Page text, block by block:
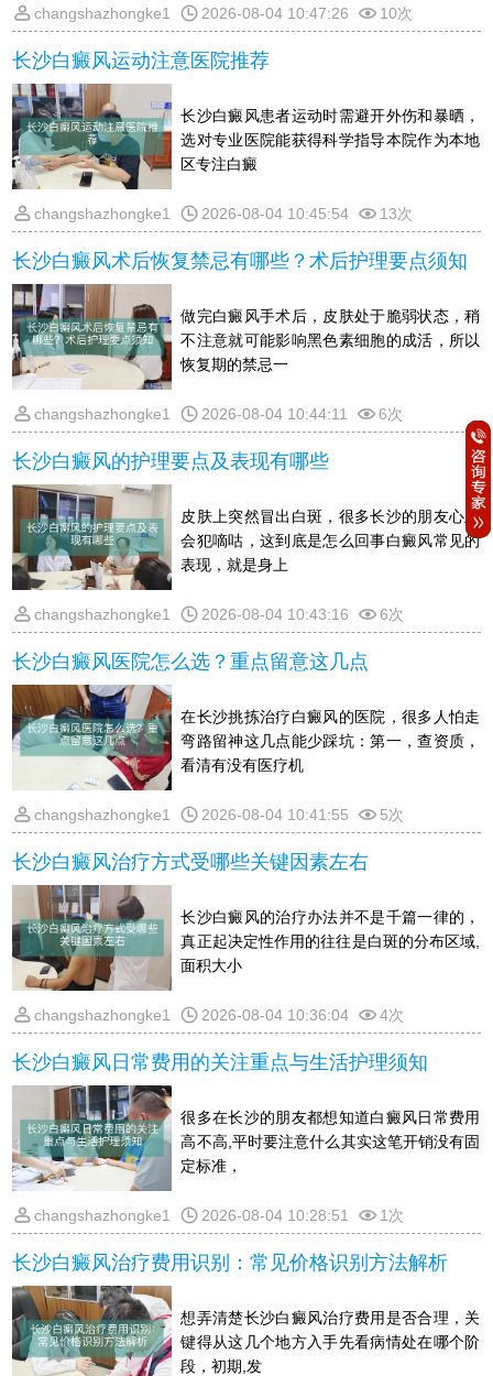
changshazhongke1 2026-08-04 10:47:26 10次
长沙白癜风运动注意医院推荐
长沙白癜风患者运动时需避开外伤和暴晒，
选对专业医院能获得科学指导本院作为本地
区专注白癜
changshazhongke1 2026-08-04 10:45:54 13次
长沙白癜风术后恢复禁忌有哪些？术后护理要点须知
做完白癜风手术后，皮肤处于脆弱状态，稍
不注意就可能影响黑色素细胞的成活，所以
恢复期的禁忌一
changshazhongke1 2026-08-04 10:44:11 6次
长沙白癜风的护理要点及表现有哪些
皮肤上突然冒出白斑，很多长沙的朋友心里
会犯嘀咕，这到底是怎么回事白癜风常见的
表现，就是身上
changshazhongke1 2026-08-04 10:43:16 6次
长沙白癜风医院怎么选？重点留意这几点
在长沙挑拣治疗白癜风的医院，很多人怕走
弯路留神这几点能少踩坑：第一，查资质，
看清有没有医疗机
changshazhongke1 2026-08-04 10:41:55 5次
长沙白癜风治疗方式受哪些关键因素左右
长沙白癜风的治疗办法并不是千篇一律的，
真正起决定性作用的往往是白斑的分布区域,
面积大小
changshazhongke1 2026-08-04 10:36:04 4次
长沙白癜风日常费用的关注重点与生活护理须知
很多在长沙的朋友都想知道白癜风日常费用
高不高,平时要注意什么其实这笔开销没有固
定标准，
changshazhongke1 2026-08-04 10:28:51 1次
长沙白癜风治疗费用识别：常见价格识别方法解析
想弄清楚长沙白癜风治疗费用是否合理，关
键得从这几个地方入手先看病情处在哪个阶
段，初期,发